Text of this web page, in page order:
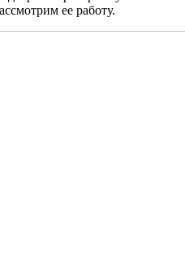
ее работу.